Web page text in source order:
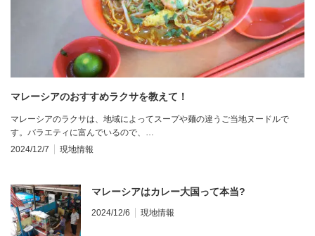
マレーシアのおすすめラクサを教えて！
マレーシアのラクサは、地域によってスープや麺の違うご当地ヌードルで
す。バラエティに富んでいるので、…
2024/12/7
現地情報
マレーシアはカレー大国って本当?
2024/12/6 現地情報